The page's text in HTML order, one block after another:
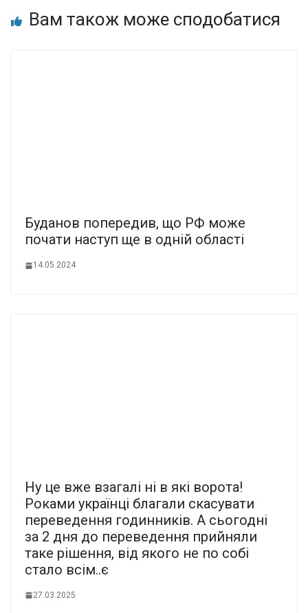
Вам також може сподобатися
Буданов попередив, що РФ може
почати наступ ще в одній області
14.05.2024
Ну це вже взагалі ні в які ворота!
Роками українці благали скасувати
переведення годинників. А сьогодні
за 2 дня до переведення прийняли
таке рішення, від якого не по собі
стало всім..є
27.03.2025